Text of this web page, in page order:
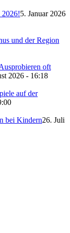
2026!5. Januar 2026
und der Region
oft
2026 - 16:18
auf der
bei Kindern26. Juli